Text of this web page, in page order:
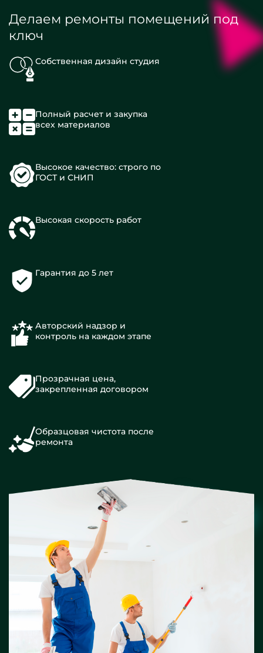
Делаем ремонты помещений под
ключ
Собственная дизайн студия
Полный расчет и закупка
всех материалов
Высокое качество: строго по
ГОСТ и СНИП
Высокая скорость работ
Гарантия до 5 лет
Авторский надзор и
контроль на каждом этапе
Прозрачная цена,
закрепленная договором
Образцовая чистота после
ремонта